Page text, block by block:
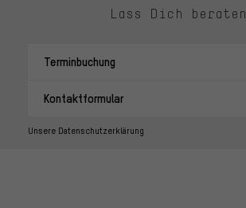
Lass Dich beraten
Terminbuchung
Kontaktformular
Unsere Datenschutzerklärung